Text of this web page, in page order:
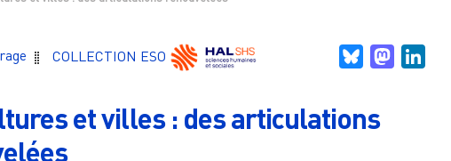
COLLECTION ESO BlueskyMastodon
et villes : des articulations